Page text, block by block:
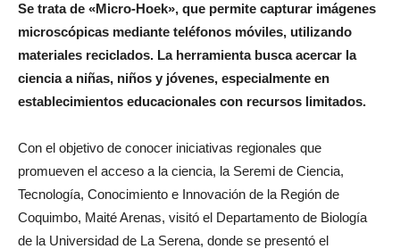
Se trata de «Micro-Hoek», que permite capturar imágenes
microscópicas mediante teléfonos móviles, utilizando
materiales reciclados. La herramienta busca acercar la
ciencia a niñas, niños y jóvenes, especialmente en
establecimientos educacionales con recursos limitados.
Con el objetivo de conocer iniciativas regionales que
promueven el acceso a la ciencia, la Seremi de Ciencia,
Tecnología, Conocimiento e Innovación de la Región de
Coquimbo, Maité Arenas, visitó el Departamento de Biología
de la Universidad de La Serena, donde se presentó el